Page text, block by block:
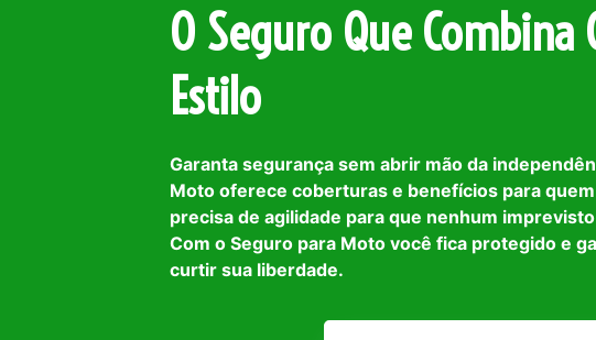
O Seguro Que Combina
Estilo
Garanta segurança sem abrir mão da
Moto oferece coberturas e benefícios para
precisa de agilidade para que nenhum
Com o Seguro para Moto você fica protegido e
curtir sua liberdade.